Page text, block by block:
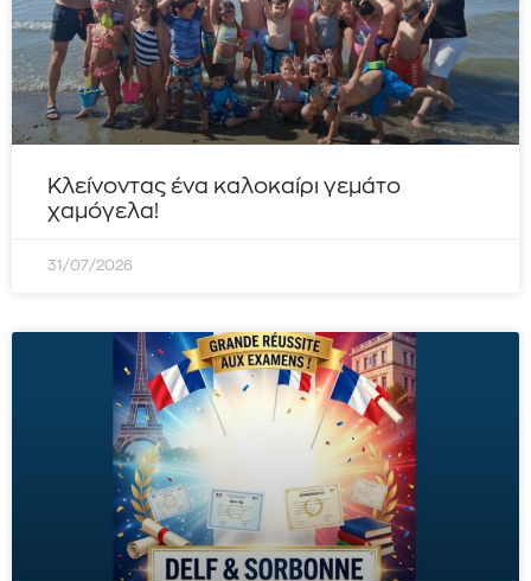
Κλείνοντας ένα καλοκαίρι γεμάτο
χαμόγελα!
31/07/2026